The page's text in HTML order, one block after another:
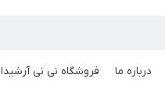
درباره ما فروشگاه نی نی آرشیدا